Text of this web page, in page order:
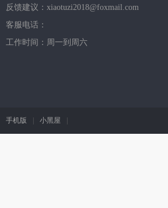
反馈建议：xiaotuzi2018@foxmail.com
客服电话：
工作时间：周一到周六
手机版 小黑屋